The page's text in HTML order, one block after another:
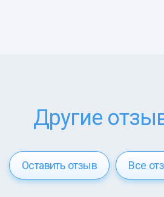
Другие
Оставить отзыв Все